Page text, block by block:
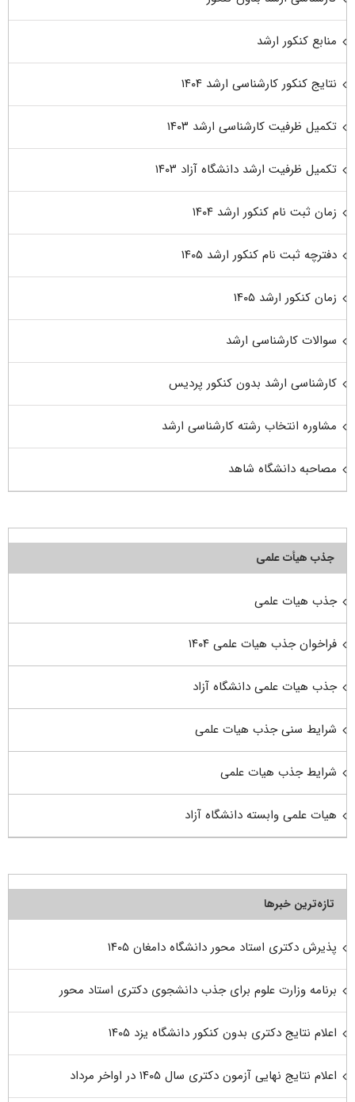
منابع کنکور ارشد
نتایج کنکور کارشناسی ارشد ۱۴۰۴
تکمیل ظرفیت کارشناسی ارشد ۱۴۰۳
تکمیل ظرفیت ارشد دانشگاه آزاد ۱۴۰۳
زمان ثبت نام کنکور ارشد ۱۴۰۴
دفترچه ثبت نام کنکور ارشد ۱۴۰۵
زمان کنکور ارشد ۱۴۰۵
سوالات کارشناسی ارشد
کارشناسی ارشد بدون کنکور پردیس
مشاوره انتخاب رشته کارشناسی ارشد
مصاحبه دانشگاه شاهد
جذب هیأت علمی
جذب هیات علمی
فراخوان جذب هیات علمی ۱۴۰۴
جذب هیات علمی دانشگاه آزاد
شرایط سنی جذب هیات علمی
شرایط جذب هیات علمی
هیات علمی وابسته دانشگاه آزاد
تازه‌ترین خبرها
پذیرش دکتری استاد محور دانشگاه دامغان ۱۴۰۵
برنامه وزارت علوم برای جذب دانشجوی دکتری استاد محور
اعلام نتایج دکتری بدون کنکور دانشگاه یزد ۱۴۰۵
اعلام نتایج نهایی آزمون دکتری سال ۱۴۰۵ در اواخر مرداد